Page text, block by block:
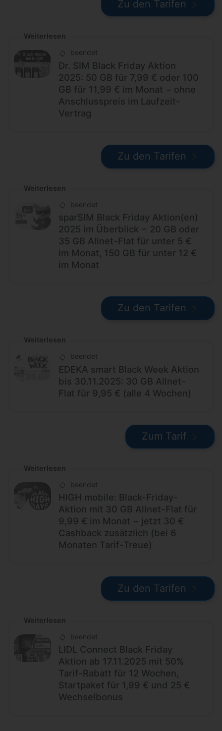
Zu den Tarifen
Weiterlesen
beendet
Dr. SIM Black Friday Aktion
2025: 50 GB für 7,99 € oder 100
GB für 11,99 € im Monat − ohne
Anschlusspreis im Laufzeit-
Vertrag
Zu den Tarifen
Weiterlesen
beendet
sparSIM Black Friday Aktion(en)
2025 im Überblick − 20 GB oder
35 GB Allnet-Flat für unter 5 €
im Monat, 150 GB für unter 12 €
im Monat
Zu den Tarifen
Weiterlesen
beendet
EDEKA smart Black Week Aktion
bis 30.11.2025: 30 GB Allnet-
Flat für 9,95 € (alle 4 Wochen)
Zum Tarif
Weiterlesen
beendet
HIGH mobile: Black-Friday-
Aktion mit 30 GB Allnet-Flat für
9,99 € im Monat − jetzt 30 €
Cashback zusätzlich (bei 6
Monaten Tarif-Treue)
Zu den Tarifen
Weiterlesen
beendet
LIDL Connect Black Friday
Aktion ab 17.11.2025 mit 50%
Tarif-Rabatt für 12 Wochen,
Startpaket für 1,99 € und 25 €
Wechselbonus